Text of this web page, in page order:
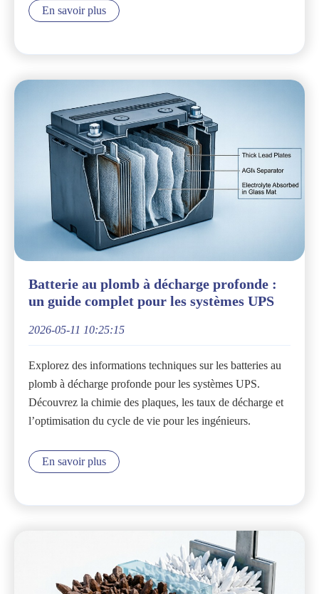
En savoir plus
Batterie au plomb à décharge profonde :
un guide complet pour les systèmes UPS
2026-05-11 10:25:15
Explorez des informations techniques sur les batteries au
plomb à décharge profonde pour les systèmes UPS.
Découvrez la chimie des plaques, les taux de décharge et
l’optimisation du cycle de vie pour les ingénieurs.
En savoir plus